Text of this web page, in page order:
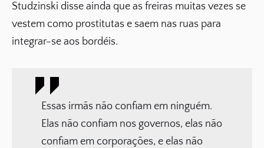
Studzinski disse ainda que as freiras muitas vezes se
vestem como prostitutas e saem nas ruas para
integrar-se aos bordéis.
Essas irmãs não confiam em ninguém.
Elas não confiam nos governos, elas não
confiam em corporações, e elas não